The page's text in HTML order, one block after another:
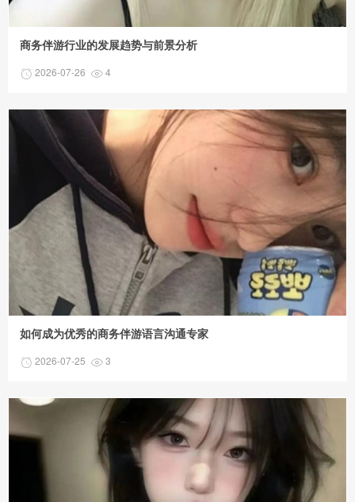
商务伴游行业的发展趋势与前景分析
2026-07-26 4
如何成为优秀的商务伴游语言沟通专家
2026-07-25 3